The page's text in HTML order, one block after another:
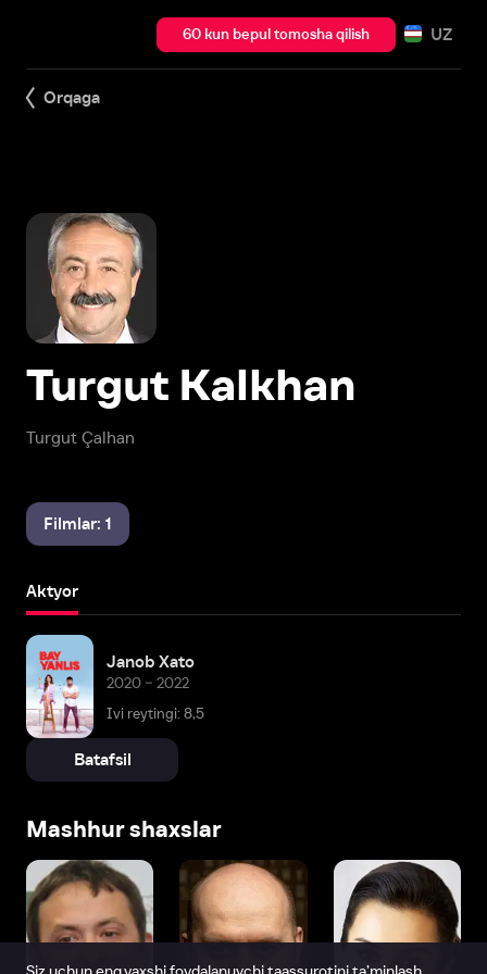
60 kun bepul tomosha qilish UZ
Orqaga
Turgut Çalhan
Turgut Kalkhan
Filmlar: 1
Aktyor
Janob Xato
2020 – 2022
Ivi reytingi: 8,5
Batafsil
Mashhur shaxslar